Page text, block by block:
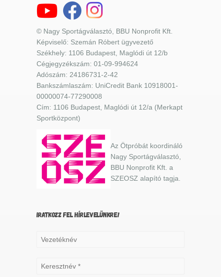
© Nagy Sportágválasztó, BBU Nonprofit Kft.
Képviselő: Szemán Róbert ügyvezető
Székhely: 1106 Budapest, Maglódi út 12/b
Cégjegyzékszám: 01-09-994624
Adószám: 24186731-2-42
Bankszámlaszám: UniCredit Bank 10918001-
00000074-77290008
Cím: 1106 Budapest, Maglódi út 12/a (Merkapt
Sportközpont)
Az Ötpróbát koordináló
Nagy Sportágválasztó,
BBU Nonprofit Kft. a
SZEOSZ alapító tagja.
IRATKOZZ FEL HÍRLEVELÜNKRE!